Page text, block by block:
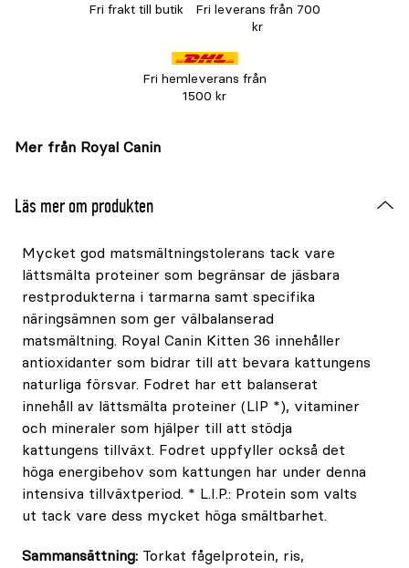
Fri frakt till butik
Fri leverans från 700
kr
Fri hemleverans från
1500 kr
Mer från Royal Canin
Läs mer om produkten
Mycket god matsmältningstolerans tack vare
lättsmälta proteiner som begränsar de jäsbara
restprodukterna i tarmarna samt specifika
näringsämnen som ger välbalanserad
matsmältning. Royal Canin Kitten 36 innehåller
antioxidanter som bidrar till att bevara kattungens
naturliga försvar. Fodret har ett balanserat
innehåll av lättsmälta proteiner (LIP *), vitaminer
och mineraler som hjälper till att stödja
kattungens tillväxt. Fodret uppfyller också det
höga energibehov som kattungen har under denna
intensiva tillväxtperiod. * L.I.P.: Protein som valts
ut tack vare dess mycket höga smältbarhet.
Sammansättning: Torkat fågelprotein, ris,